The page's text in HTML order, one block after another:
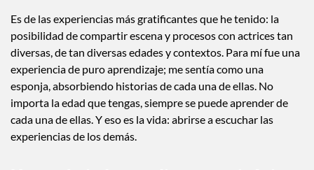
voces femeninas y generaciones
distintas?
Es de las experiencias más gratificantes que he tenido: la
posibilidad de compartir escena y procesos con actrices tan
diversas, de tan diversas edades y contextos. Para mí fue una
experiencia de puro aprendizaje; me sentía como una
esponja, absorbiendo historias de cada una de ellas. No